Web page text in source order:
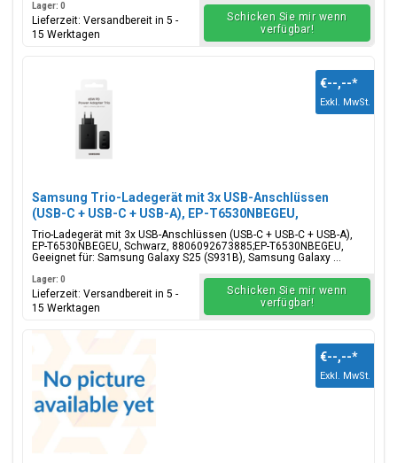
Lager: 0
Lieferzeit: Versandbereit in 5 -
15 Werktagen
Schicken Sie mir wenn
verfügbar!
Samsung Trio-Ladegerät mit 3x USB-Anschlüssen
(USB-C + USB-C + USB-A), EP-T6530NBEGEU,
65W/25W/15W, Schwarz, Blisterverpackung,
8806092673885;EP-T6530NBEGEU
Trio-Ladegerät mit 3x USB-Anschlüssen (USB-C + USB-C + USB-A),
EP-T6530NBEGEU, Schwarz, 8806092673885;EP-T6530NBEGEU,
Geeignet für: Samsung Galaxy S25 (S931B), Samsung Galaxy ...
€--,--*
Exkl. MwSt.
Lager: 0
Lieferzeit: Versandbereit in 5 -
15 Werktagen
Schicken Sie mir wenn
verfügbar!
€--,--*
Exkl. MwSt.